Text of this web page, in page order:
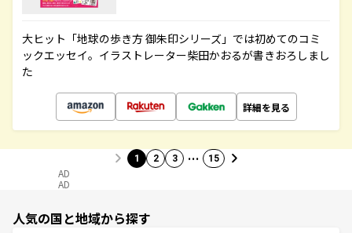
大ヒット「地球の歩き方 御朱印シリーズ」では初めてのコミ
ックエッセイ。イラストレーター柴田かおるが書きおろしまし
た
詳細を見る
1 2 3 … 15
AD
AD
人気の国と地域から探す